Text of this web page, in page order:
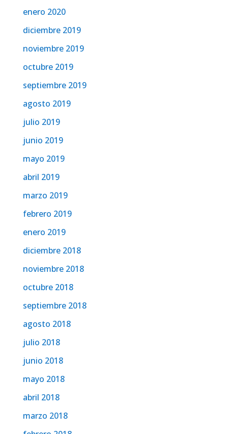
enero 2020
diciembre 2019
noviembre 2019
octubre 2019
septiembre 2019
agosto 2019
julio 2019
junio 2019
mayo 2019
abril 2019
marzo 2019
febrero 2019
enero 2019
diciembre 2018
noviembre 2018
octubre 2018
septiembre 2018
agosto 2018
julio 2018
junio 2018
mayo 2018
abril 2018
marzo 2018